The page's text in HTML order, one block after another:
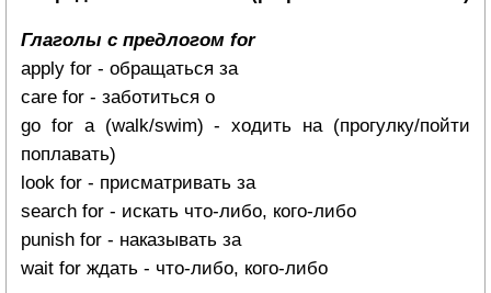
Глаголы с предлогом for
apply for - обращаться за
care for - заботиться о
go for a (walk/swim) - ходить на (прогулку/пойти
поплавать)
look for - присматривать за
search for - искать что-либо, кого-либо
punish for - наказывать за
wait for ждать - что-либо, кого-либо